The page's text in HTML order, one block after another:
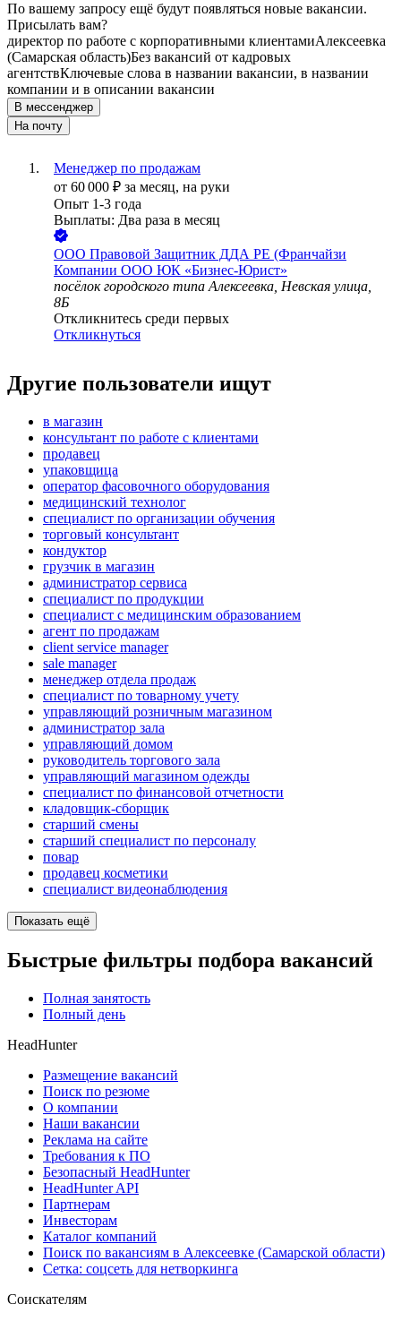
По вашему запросу ещё будут появляться новые вакансии.
Присылать вам?
директор по работе с корпоративными клиентамиАлексеевка
(Самарская область)Без вакансий от кадровых
агентствКлючевые слова в названии вакансии, в названии
компании и в описании вакансии
В мессенджер
На почту
Менеджер по продажам
от 60 000 ₽ за месяц, на руки
Опыт 1-3 года
Выплаты: Два раза в месяц
ООО Правовой Защитник ДДА РЕ (Франчайзи
Компании ООО ЮК «Бизнес-Юрист»
посёлок городского типа Алексеевка, Невская улица,
8Б
Откликнитесь среди первых
Откликнуться
Другие пользователи ищут
в магазин
консультант по работе с клиентами
продавец
упаковщица
оператор фасовочного оборудования
медицинский технолог
специалист по организации обучения
торговый консультант
кондуктор
грузчик в магазин
администратор сервиса
специалист по продукции
специалист с медицинским образованием
агент по продажам
client service manager
sale manager
менеджер отдела продаж
специалист по товарному учету
управляющий розничным магазином
администратор зала
управляющий домом
руководитель торгового зала
управляющий магазином одежды
специалист по финансовой отчетности
кладовщик-сборщик
старший смены
старший специалист по персоналу
повар
продавец косметики
специалист видеонаблюдения
Показать ещё
Быстрые фильтры подбора вакансий
Полная занятость
Полный день
HeadHunter
Размещение вакансий
Поиск по резюме
О компании
Наши вакансии
Реклама на сайте
Требования к ПО
Безопасный HeadHunter
HeadHunter API
Партнерам
Инвесторам
Каталог компаний
Поиск по вакансиям в Алексеевке (Самарской области)
Сетка: соцсеть для нетворкинга
Соискателям